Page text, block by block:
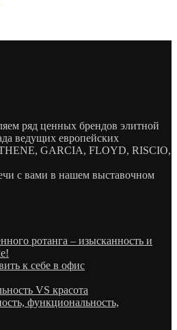
ряд ценных брендов элитной
ведущих европейских
GARCIA, FLOYD, RISCIO,
с вами в нашем выставочном
ротанга – изысканность и
к себе в офис
VS красота
функциональность,